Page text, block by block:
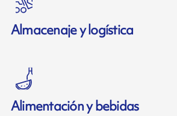
Almacenaje y logística
Alimentación y bebidas